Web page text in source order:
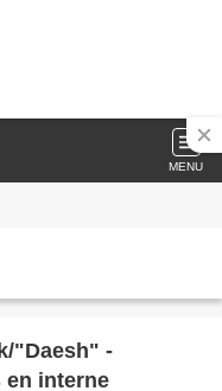
MENU
"Daesh" -
en interne